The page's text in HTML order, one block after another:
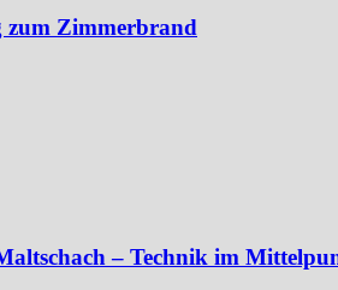
zum Zimmerbrand
– Technik im